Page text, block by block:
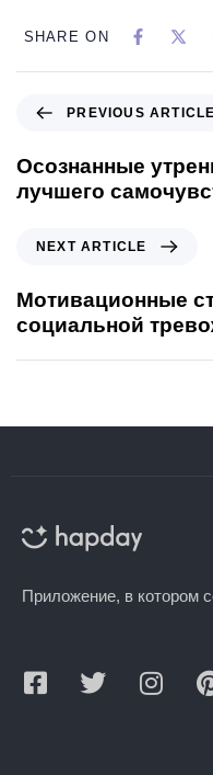
SHARE ON
PREVIOUS ARTICLE
Осознанные
лучшего
NEXT ARTICLE
Мотивационные
социальной
Приложение, в котором